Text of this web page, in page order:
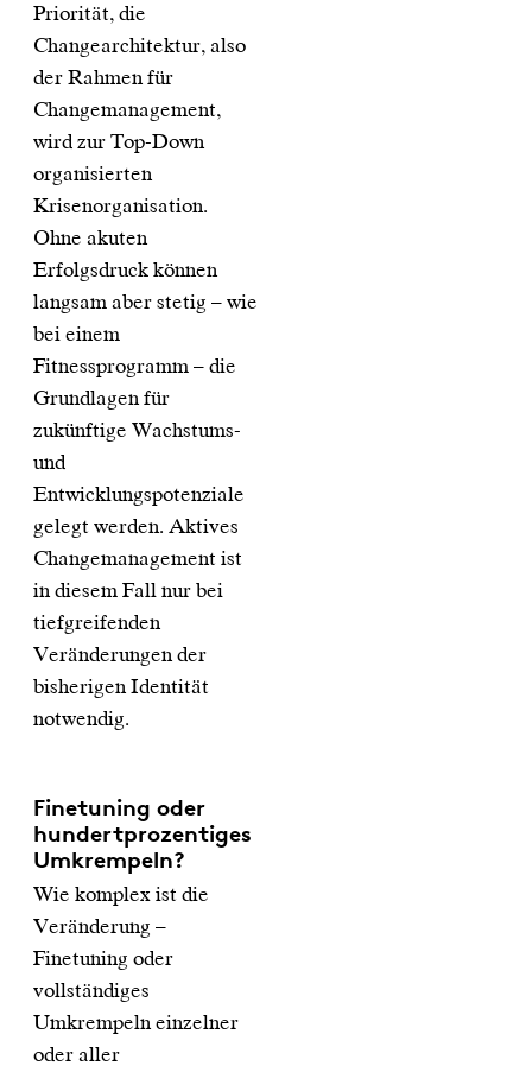
Priorität, die
Changearchitektur, also
der Rahmen für
Changemanagement,
wird zur Top-Down
organisierten
Krisenorganisation.
Ohne akuten
Erfolgsdruck können
langsam aber stetig – wie
bei einem
Fitnessprogramm – die
Grundlagen für
zukünftige Wachstums-
und
Entwicklungspotenziale
gelegt werden. Aktives
Changemanagement ist
in diesem Fall nur bei
tiefgreifenden
Veränderungen der
bisherigen Identität
notwendig.
Finetuning oder
hundertprozentiges
Umkrempeln?
Wie komplex ist die
Veränderung –
Finetuning oder
vollständiges
Umkrempeln einzelner
oder aller